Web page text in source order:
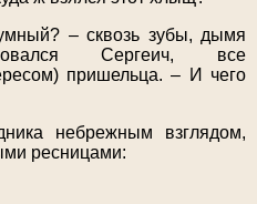
– сквозь зубы, дымя
Сергеич, все
пришельца. – И чего
небрежным взглядом,
ресницами: